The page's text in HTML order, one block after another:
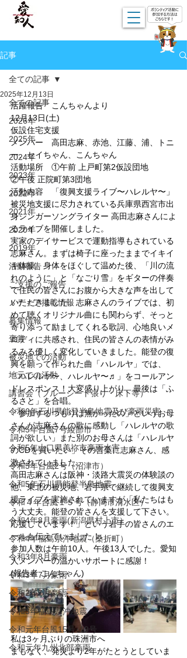
記事
全ての記事
2026年
2025年
2024年
2023年
2022年
2021年
2020年
2019年
活動報告
ご支援のご報告
メディア掲載情報
募集情報
褒賞
被災地での活動
地元での活動
講習会（ブルーシート張り・床下等）
令和6年石川県能登半島地震及び豪雨災害
令和5年台風7号綾部市
令和5年山口県美祢市豪雨水害
令和5年台風2号（沼津市）
令和5年石川県能登半島地震
令和４年台風１５号（静岡市清水区）
令和4年8月豪雨(新潟県村上市）
令和4年福島県沖地震（桑折町）
令和3年8月豪雨
令和3年7月豪雨
令和2年7月豪雨
令和3年福島県沖地震
令和元年台風15号･19号
令和元年九州北部豪雨
全ての記事
2025年12月13日
活躍報告　こんちゃんより
12月13日(土)
仮設住宅支援
メンバー　高田志麻、赤池、江藤、浦、トニ
ー、セイちゃん、こんちゃん
活動場所　①午前 上戸町第2仮設団地
②午後 正院町第3団地
活動内容　「復興支援ライブ〜ハレルヤ〜」
被災地支援に尽力されている兵庫県西宮市出
身シンガーソングライター 高田志麻さんによ
るライブを開催しました。
実家のデイサービスで運動指導もされている
志麻さん。まずは椅子に座ったままでイキイ
キ体操。身体をほぐして温めた後、「川の流
れのように」と「なごり雪」をギターの伴奏
で住民の皆さんにお腹から大きな声を出して
いただきました。志麻さんのライブでは、初
めて聴くオリジナル曲にも関わらず、そっと
寄り添って励ましてくれる歌詞、心地良いメ
ロディに共感され、住民の皆さんの表情がみ
るみる優しく変化していきました。能登の復
興を願って作られた曲「ハレルヤ」では、
「ハレルヤ〜、ハレルヤ〜♬」をコールアン
ドレスポンス！大変盛り上がり、最後は「ふ
るさと」を合唱。
「参加するつもりは無かったの」というお母
さんが志麻さんの歌に感動し「ハレルヤの歌
詞が欲しい」また別のお母さんは「ハレルヤ
のCDを買いたい」その言葉に志麻さん、感
激されていました。
高田志麻さんは阪神・淡路大震災の体験談の
他、東北の被災地、岩手県で継続して復興支
援ライブを実施されていますが「私たちはも
う大丈夫。能登の皆さんを支援して下さい。
応援しています！」という岩手の皆さんのエ
ールも伝えていました！
参加人数は午前10人。午後13人でした。愛知
人メンバーの温かいサポートに感謝！
(報告者 こんちゃん)
私は3ヶ月ぶりの珠洲市へ
まもなく、発災より2年がたとうとしていま